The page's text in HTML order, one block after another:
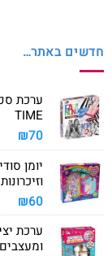
חדשים באתר…
TIME
₪70
יומן
וזיכרונות
₪60
ערכת